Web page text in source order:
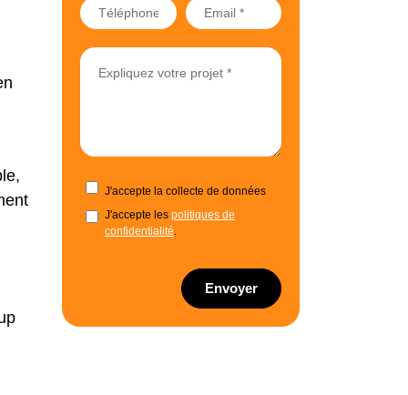
J'accepte la collecte de données
J'accepte les politiques de
confidentialité.
Envoyer